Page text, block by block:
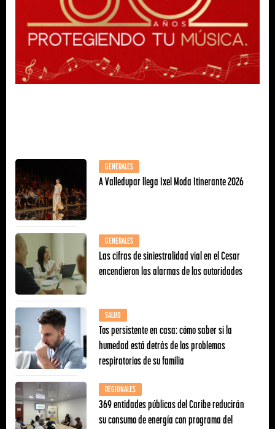
GENERALES
A Valledupar llega Ixel Moda Itinerante 2026
GENERALES
Las cifras de siniestralidad vial en el Cesar
encendieron las alarmas de las autoridades
SALUD
Tos persistente en casa: cómo saber si la
humedad está detrás de los problemas
respiratorios de su familia
REGIONALES
369 entidades públicas del Caribe reducirán
su consumo de energía con programa del